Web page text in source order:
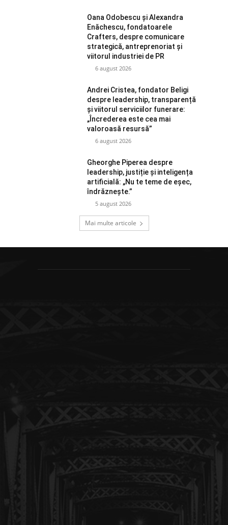
Oana Odobescu și Alexandra
Enăchescu, fondatoarele
Crafters, despre comunicare
strategică, antreprenoriat și
viitorul industriei de PR
6 august 2026
Andrei Cristea, fondator Beligi
despre leadership, transparență
și viitorul serviciilor funerare:
„Încrederea este cea mai
valoroasă resursă”
6 august 2026
Gheorghe Piperea despre
leadership, justiție și inteligența
artificială: „Nu te teme de eșec,
îndrăznește.”
5 august 2026
Mai multe articole